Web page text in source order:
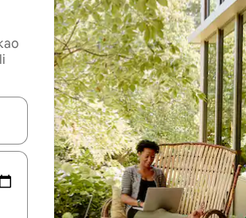
koristeći se strelicama prema gore i